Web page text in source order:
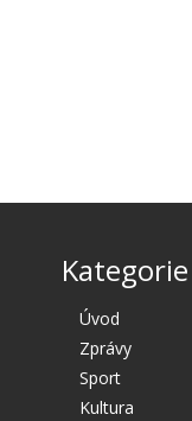
Kategorie
Úvod
Zprávy
Sport
Kultura